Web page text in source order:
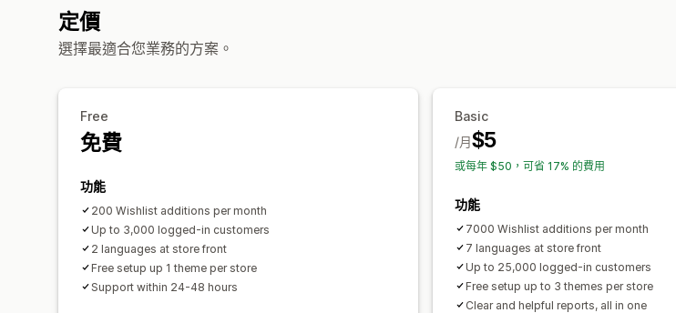
定價
選擇最適合您業務的方案。
Free
免費
功能
200 Wishlist additions per month
Up to 3,000 logged-in customers
2 languages at store front
Free setup up 1 theme per store
Support within 24-48 hours
Basic
$5
/月
或每年 $50，可省 17% 的費用
功能
7000 Wishlist additions per month
7 languages at store front
Up to 25,000 logged-in customers
Free setup up to 3 themes per store
Clear and helpful reports, all in one